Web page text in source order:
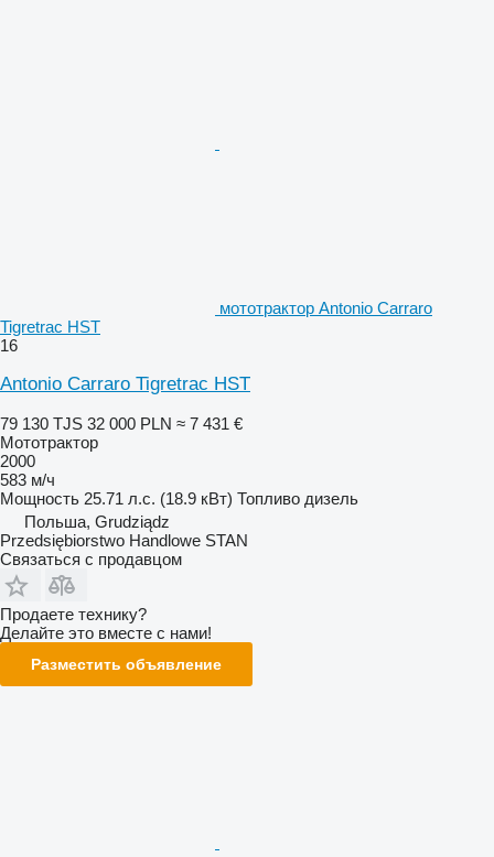
мототрактор Antonio Carraro
Tigretrac HST
16
Antonio Carraro Tigretrac HST
79 130 TJS 32 000 PLN ≈ 7 431 €
Мототрактор
2000
583 м/ч
Мощность 25.71 л.с. (18.9 кВт) Топливо дизель
Польша, Grudziądz
Przedsiębiorstwo Handlowe STAN
Связаться с продавцом
Продаете технику?
Делайте это вместе с нами!
Разместить объявление